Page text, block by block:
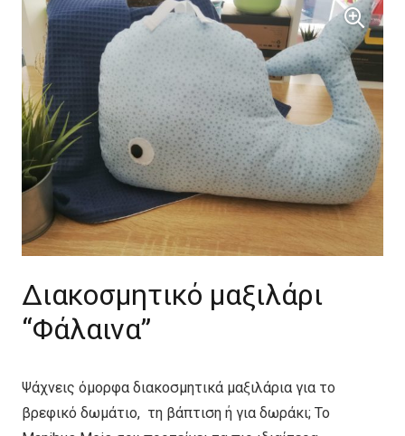
Διακοσμητικό μαξιλάρι
“Φάλαινα”
Ψάχνεις όμορφα διακοσμητικά μαξιλάρια για το
βρεφικό δωμάτιο, τη βάπτιση ή για δωράκι; Το